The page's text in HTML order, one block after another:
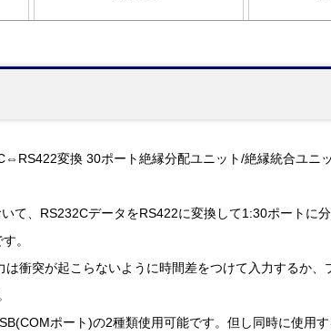
変換 30ポート絶縁分配ユニット/絶縁統合ユニ
て、RS232CデータをRS422に変換して1:30ポートに
。
は衝突が起こらないように時間差をつけて入力するか
ポート)の2種類使用可能です。但し同時に使用す